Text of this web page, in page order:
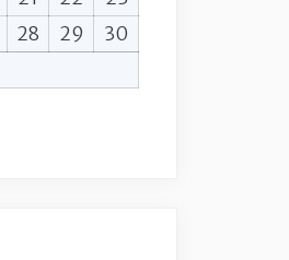
28 29
30